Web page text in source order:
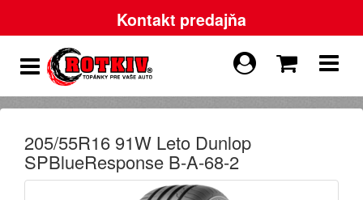
Kontakt predajňa
205/55R16 91W Leto Dunlop
SPBlueResponse B-A-68-2